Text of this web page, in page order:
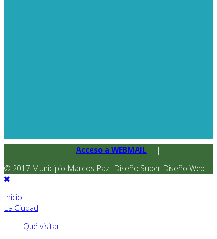
|| Acceso a WEBMAIL
||
© 2017 Municipio Marcos Paz- Diseño Super Diseño Web
Inicio
La Ciudad
Qué visitar